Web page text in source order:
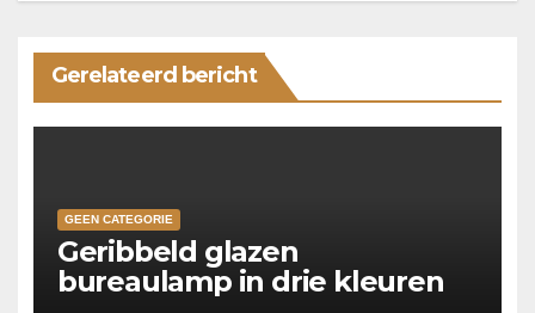
Gerelateerd bericht
GEEN CATEGORIE
Geribbeld glazen
bureaulamp in drie kleuren